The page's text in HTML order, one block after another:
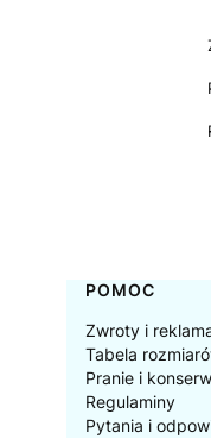
Linki w
POMOC
Zwroty i
Tabela
Pranie i
Regulaminy
Pytania i